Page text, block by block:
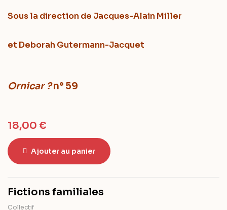
Sous la direction de Jacques-Alain Miller
et Deborah Gutermann-Jacquet
Ornicar ?n° 59
18,00 €
Ajouter au panier
Fictions familiales
Collectif